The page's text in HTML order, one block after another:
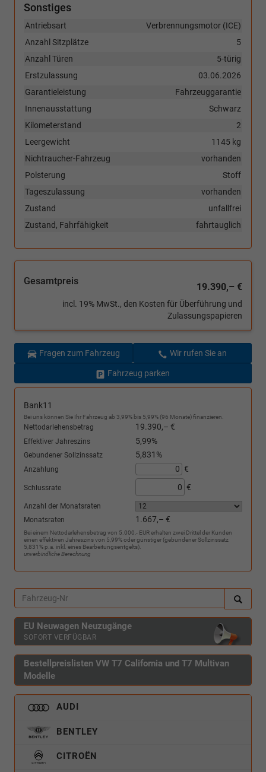
Sonstiges
Verbrennungsmotor (ICE)
Antriebsart
5
Anzahl Sitzplätze
5-türig
Anzahl Türen
03.06.2026
Erstzulassung
Fahrzeuggarantie
Garantieleistung
Schwarz
Innenausstattung
2
Kilometerstand
1145 kg
Leergewicht
vorhanden
Nichtraucher-Fahrzeug
Stoff
Polsterung
vorhanden
Tageszulassung
unfallfrei
Zustand
fahrtauglich
Zustand, Fahrfähigkeit
Gesamtpreis
19.390,– €
incl. 19% MwSt., den Kosten für Überführung und
Zulassungspapieren
Fragen zum Fahrzeug Wir rufen Sie an
Fahrzeug parken
Bank11
Bei uns können Sie Ihr Fahrzeug ab 3,99% bis 5,99% (96 Monate) finanzieren.
Nettodarlehensbetrag 19.390,– €
Effektiver Jahreszins 5,99%
Gebundener Sollzinssatz 5,831%
Anzahlung €
Schlussrate €
Anzahl der Monatsraten
Monatsraten
1.667,– €
Bei einem Nettodarlehensbetrag von 5.000,- EUR erhalten zwei Drittel der Kunden
einen effektiven Jahreszins von 5,99% oder günstiger (gebundener Sollzinssatz
5,831% p.a. inkl. eines Bearbeitungsentgelts).
unverbindliche Berechnung
EU Neuwagen Neuzugänge
SOFORT VERFÜGBAR
Bestellpreislisten VW T7 California und T7 Multivan
Modelle
AUDI
BENTLEY
CITROËN